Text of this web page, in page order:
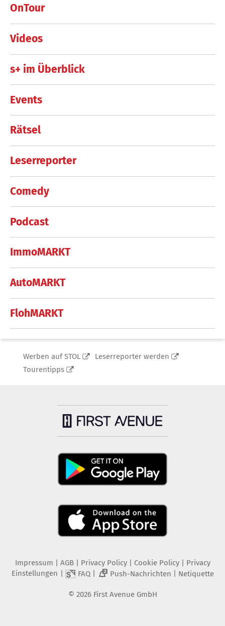
OnTour
Videos
s+ im Überblick
Events
Rätsel
Leserreporter
Comedy
Podcast
ImmoMARKT
AutoMARKT
FlohMARKT
Werben auf STOL
Leserreporter werden
Tourentipps
Impressum AGB Privacy Policy| Cookie Policy| Privacy
Einstellungen
FAQ| 2 Push-Nachrichten Netiquette
© 2026 First Avenue GmbH